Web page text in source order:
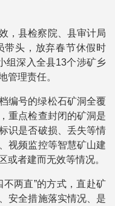
，县检察院、县审计局
带头，放弃春节休假时
组深入全县13个涉矿乡
管理责任。
编号的绿松石矿洞全覆
重点检查封闭的矿洞是
识是否破损、丢失等情
视频监控等智慧矿山建
或者建而无效等情况。
两直”的方式，直赴矿
安全措施落实情况、是